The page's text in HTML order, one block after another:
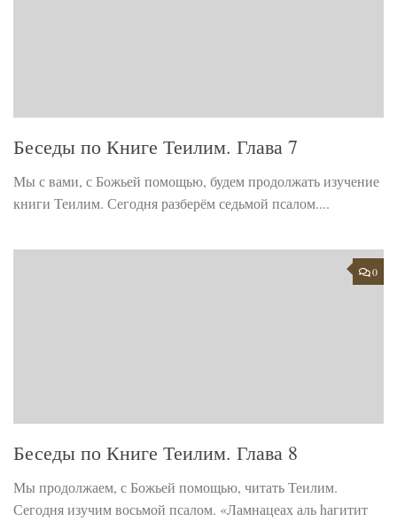
Беседы по Книге Теилим. Глава 7
Мы с вами, с Божьей помощью, будем продолжать изучение
книги Теилим. Сегодня разберём седьмой псалом....
0
Беседы по Книге Теилим. Глава 8
Мы продолжаем, с Божьей помощью, читать Теилим.
Сегодня изучим восьмой псалом. «Ламнацеах аль hагитит